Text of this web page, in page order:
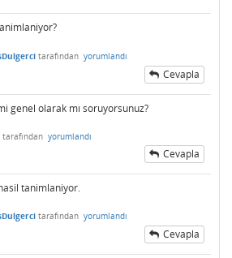
tarafından yorumlandı
Cevapla
genel olarak mı soruyorsunuz?
tarafından yorumlandı
Cevapla
tanimlaniyor.
tarafından yorumlandı
Cevapla